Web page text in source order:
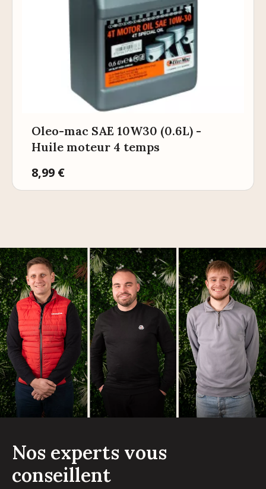
Oleo-mac SAE 10W30 (0.6L) -
Huile moteur 4 temps
Prix
8,99 €
Nos experts vous
conseillent